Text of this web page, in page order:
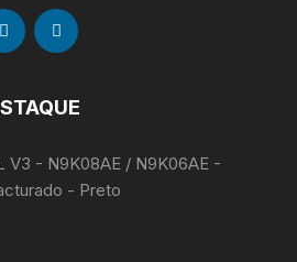
V3 - N9K08AE / N9K06AE -
- Preto